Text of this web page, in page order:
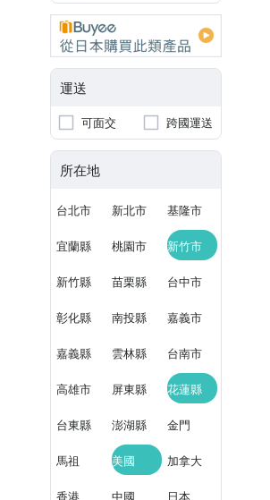
運送
可面交 跨國運送
所在地
台北市 新北市 基隆市
宜蘭縣 桃園市 新竹市
新竹縣 苗栗縣 台中市
彰化縣 南投縣 嘉義市
嘉義縣 雲林縣 台南市
高雄市 屏東縣 花蓮縣
台東縣 澎湖縣 金門
馬祖 美國 加拿大
香港 中國 日本